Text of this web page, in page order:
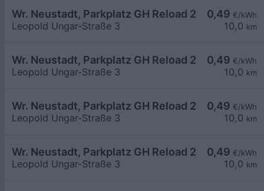
0,49 €/kWh
10,0 km
Wr. Neustadt, Parkplatz GH Reload 24
Leopold Ungar-Straße 3
0,49 €/kWh
10,0 km
Wr. Neustadt, Parkplatz GH Reload 24
Leopold Ungar-Straße 3
0,49 €/kWh
10,0 km
Wr. Neustadt, Parkplatz GH Reload 24
Leopold Ungar-Straße 3
0,49 €/kWh
10,0 km
Wr. Neustadt, Parkplatz GH Reload 24
Leopold Ungar-Straße 3